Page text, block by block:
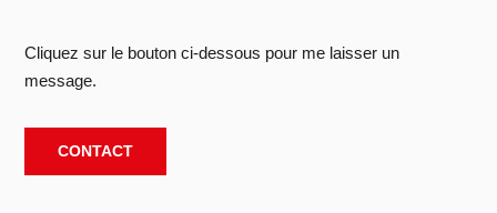
Cliquez sur le bouton ci-dessous pour me laisser un
message.
CONTACT